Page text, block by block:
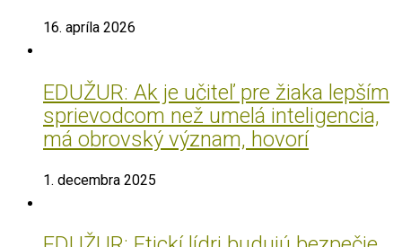
16. apríla 2026
EDUŽUR: Ak je učiteľ pre žiaka lepším
sprievodcom než umelá inteligencia,
má obrovský význam, hovorí
1. decembra 2025